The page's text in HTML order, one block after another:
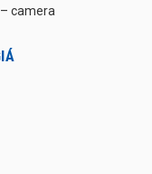
camera